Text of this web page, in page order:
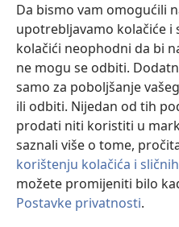
Da bismo vam omogućili
upotrebljavamo kolačiće i
kolačići neophodni da bi
ne mogu se odbiti.
samo za poboljšanje
ili odbiti. Nijedan od tih
prodati niti koristiti u
saznali više o tome,
korištenju kolačića i
možete promijeniti bilo
Postavke privatnosti.
se
novi
prozor)
JW Hub
(otvara
se
novi
JW Library
Watchtower Library
Copyright© 2026 Watch Tower
UVJETI KORIŠTENJA|